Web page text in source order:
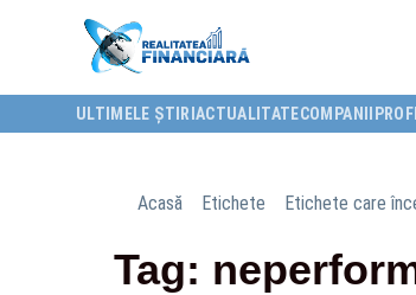
ULTIMELE ȘTIRI ACTUALITATECOMPANII
Acasă Etichete Etichete care
Tag: